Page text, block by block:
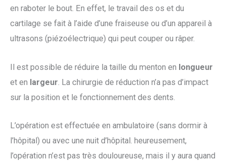
en raboter le bout. En effet, le travail des os et du
cartilage se fait à l’aide d’une fraiseuse ou d’un appareil à
ultrasons (piézoélectrique) qui peut couper ou râper.
Il est possible de réduire la taille du menton en longueur
et en largeur . La chirurgie de réduction n’a pas d’impact
sur la position et le fonctionnement des dents.
L’opération est effectuée en ambulatoire (sans dormir à
l’hôpital) ou avec une nuit d’hôpital. heureusement,
l’opération n’est pas très douloureuse, mais il y aura quand